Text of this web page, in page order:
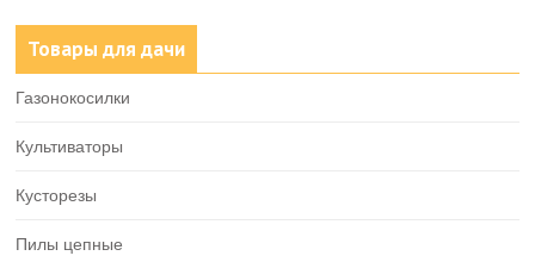
Товары для дачи
Газонокосилки
Культиваторы
Кусторезы
Пилы цепные